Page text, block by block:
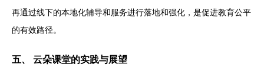
再通过线下的本地化辅导和服务进行落地和强化，是促进教育公平
的有效路径。
五、 云朵课堂的实践与展望